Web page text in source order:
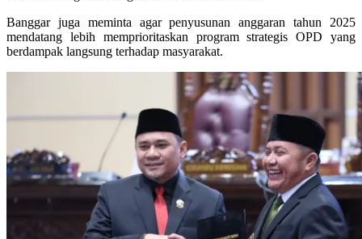
Banggar juga meminta agar penyusunan anggaran tahun 2025
mendatang lebih memprioritaskan program strategis OPD yang
berdampak langsung terhadap masyarakat.